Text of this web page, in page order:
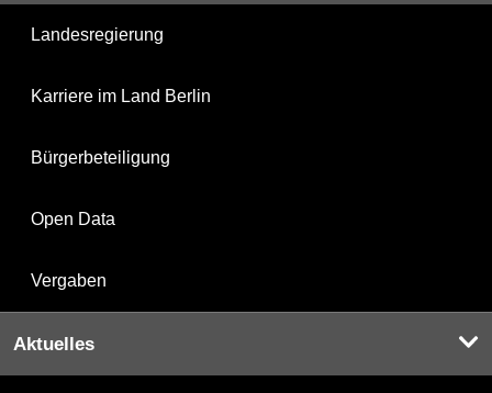
Landesregierung
Karriere im Land Berlin
Bürgerbeteiligung
Open Data
Vergaben
Aktuelles